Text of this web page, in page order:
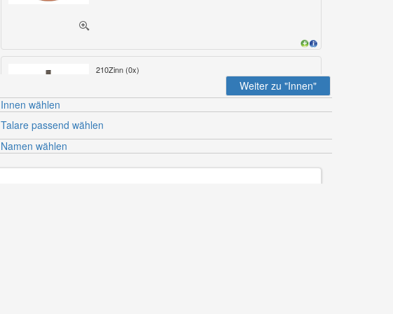
210Zinn (0x)
Weiter zu "Innen"
Innen wählen
Talare passend wählen
Namen wählen